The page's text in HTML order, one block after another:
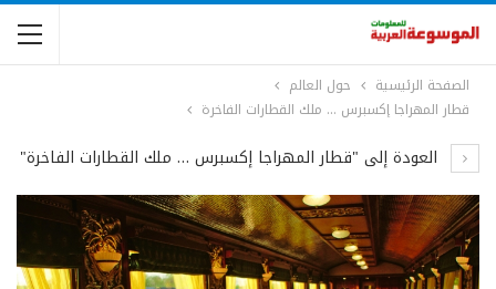
الصفحة الرئيسية
حول العالم
قطار المهراجا إكسبرس … ملك القطارات الفاخرة
العودة إلى "قطار المهراجا إكسبرس … ملك القطارات الفاخرة"